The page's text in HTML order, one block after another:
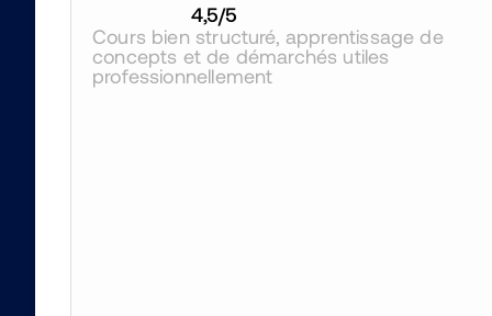
4,5/5
Cours bien structuré, apprentissage de
concepts et de démarchés utiles
professionnellement